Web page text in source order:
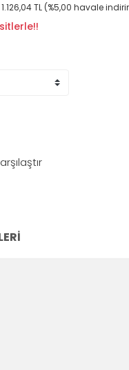
1.126,04 TL (%5,00 havale